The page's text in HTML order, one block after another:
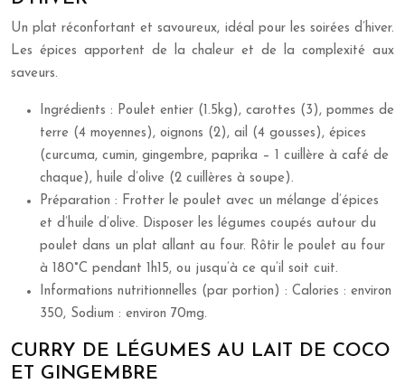
Un plat réconfortant et savoureux, idéal pour les soirées d’hiver.
Les épices apportent de la chaleur et de la complexité aux
saveurs.
Ingrédients : Poulet entier (1.5kg), carottes (3), pommes de
terre (4 moyennes), oignons (2), ail (4 gousses), épices
(curcuma, cumin, gingembre, paprika – 1 cuillère à café de
chaque), huile d’olive (2 cuillères à soupe).
Préparation : Frotter le poulet avec un mélange d’épices
et d’huile d’olive. Disposer les légumes coupés autour du
poulet dans un plat allant au four. Rôtir le poulet au four
à 180°C pendant 1h15, ou jusqu’à ce qu’il soit cuit.
Informations nutritionnelles (par portion) : Calories : environ
350, Sodium : environ 70mg.
CURRY DE LÉGUMES AU LAIT DE COCO
ET GINGEMBRE